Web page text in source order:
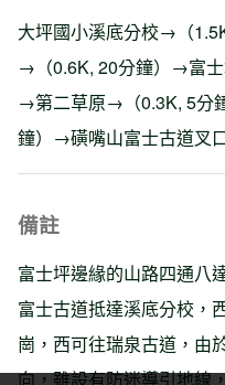
大坪國小溪底分校→（
→（0.6K, 20分鐘）→富士
→第二草原→（0.3K, 5分
鐘）→磺嘴山富士古道叉
備註
富士坪邊緣的山路四通八
富士古道抵達溪底分校，
崗，西可往瑞泉古道，由
向，雖設有防迷導引地線